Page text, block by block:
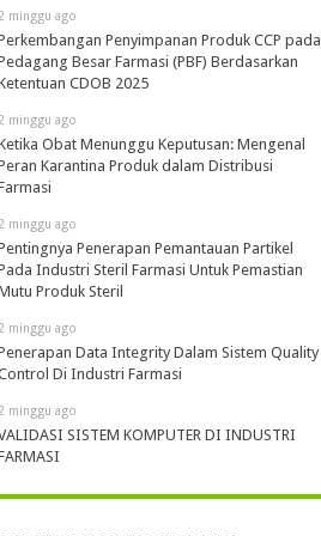
minggu ago
Penyimpanan Produk CCP pada
Besar Farmasi (PBF) Berdasarkan
CDOB 2025
minggu ago
Obat Menunggu Keputusan: Mengenal
Karantina Produk dalam Distribusi
minggu ago
Penerapan Pemantauan Partikel
Industri Steril Farmasi Untuk Pemastian
Produk Steril
minggu ago
Data Integrity Dalam Sistem Quality
Di Industri Farmasi
minggu ago
SISTEM KOMPUTER DI INDUSTRI